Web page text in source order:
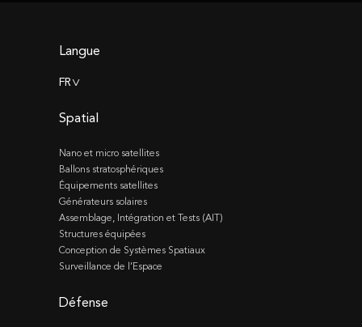
Langue
FR>
Spatial
Nano et micro satellites
Ballons stratosphériques
Équipements satellites
Générateurs solaires
Assemblage, Intégration et Tests (AIT)
Structures équipées
Conception de Systèmes Spatiaux
Surveillance de l’Espace
Défense